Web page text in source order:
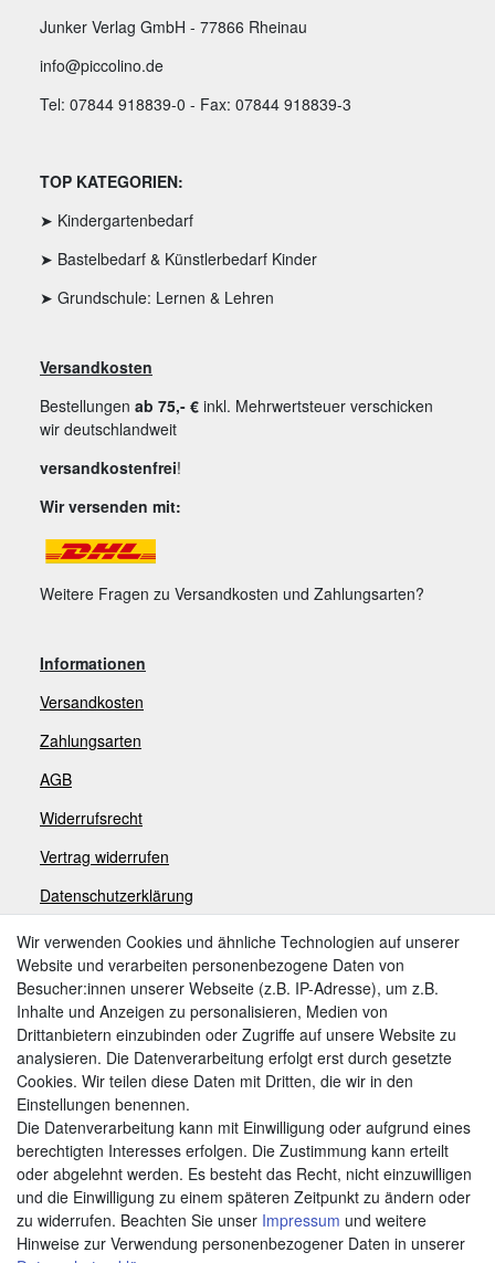
Junker Verlag GmbH - 77866 Rheinau
info@piccolino.de
Tel: 07844 918839-0 - Fax: 07844 918839-3
TOP KATEGORIEN:
➤ Kindergartenbedarf
➤ Bastelbedarf & Künstlerbedarf Kinder
➤ Grundschule: Lernen & Lehren
Versandkosten
Bestellungen ab 75,- € inkl. Mehrwertsteuer verschicken
wir deutschlandweit
versandkostenfrei!
Wir versenden mit:
Weitere Fragen zu Versandkosten und Zahlungsarten?
Informationen
Versandkosten
Zahlungsarten
AGB
Widerrufsrecht
Vertrag widerrufen
Datenschutzerklärung
Impressum
Zahlungsarten
Weitere Zahlungsarten:
Kauf auf Rechnung
Vorkasse
Hier sind wir
Wir verwenden Cookies und ähnliche Technologien auf unserer
Website und verarbeiten personenbezogene Daten von
Besucher:innen unserer Webseite (z.B. IP-Adresse), um z.B.
Inhalte und Anzeigen zu personalisieren, Medien von
Drittanbietern einzubinden oder Zugriffe auf unsere Website zu
analysieren. Die Datenverarbeitung erfolgt erst durch gesetzte
Cookies. Wir teilen diese Daten mit Dritten, die wir in den
Einstellungen benennen.
Die Datenverarbeitung kann mit Einwilligung oder aufgrund eines
berechtigten Interesses erfolgen. Die Zustimmung kann erteilt
oder abgelehnt werden. Es besteht das Recht, nicht einzuwilligen
und die Einwilligung zu einem späteren Zeitpunkt zu ändern oder
zu widerrufen. Beachten Sie unser Impressum und weitere
Hinweise zur Verwendung personenbezogener Daten in unserer